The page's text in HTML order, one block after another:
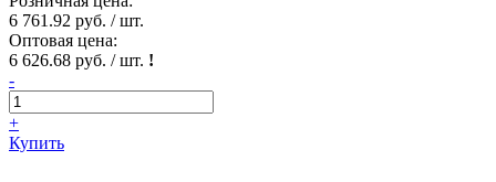
6 761.92 руб. / шт.
Оптовая цена:
6 626.68 руб. / шт. !
-
+
Купить